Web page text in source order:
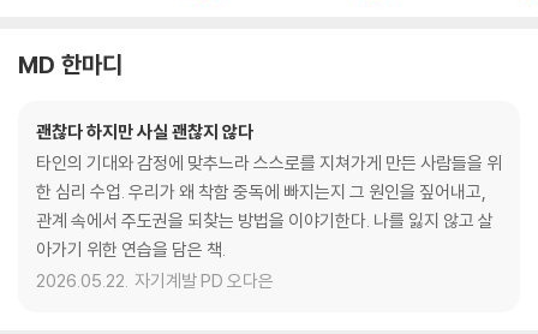
MD 한마디
괜찮다 하지만 사실 괜찮지 않다
타인의 기대와 감정에 맞추느라 스스로를 지쳐가게 만든 사람들을 위
한 심리 수업. 우리가 왜 착함 중독에 빠지는지 그 원인을 짚어내고,
관계 속에서 주도권을 되찾는 방법을 이야기한다. 나를 잃지 않고 살
아가기 위한 연습을 담은 책.
2026.05.22. 자기계발 PD 오다은